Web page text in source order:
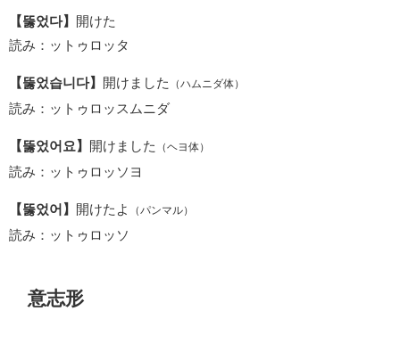
【뚫었다】 開けた
読み：ットゥロッタ
【뚫었습니다】 開けました （ハムニダ体）
読み：ットゥロッスムニダ
【뚫었어요】 開けました （ヘヨ体）
読み：ットゥロッソヨ
【뚫었어】 開けたよ （パンマル）
読み：ットゥロッソ
意志形